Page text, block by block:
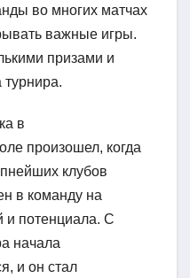
во многих матчах
важные игры.
призами и
турнира.
в
произошел, когда
клубов
в команду на
и потенциала. С
начала
и он стал